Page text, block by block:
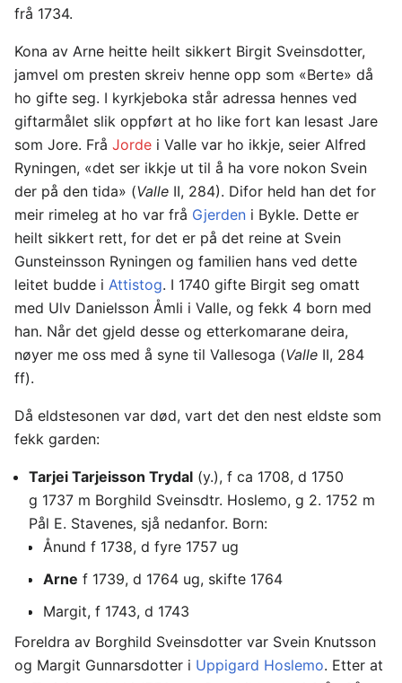
frå 1734.
Kona av Arne heitte heilt sikkert Birgit Sveinsdotter,
jamvel om presten skreiv henne opp som «Berte» då
ho gifte seg. I kyrkjeboka står adressa hennes ved
giftarmålet slik oppført at ho like fort kan lesast Jare
som Jore. Frå Jorde i Valle var ho ikkje, seier Alfred
Ryningen, «det ser ikkje ut til å ha vore nokon Svein
der på den tida» (Valle II, 284). Difor held han det for
meir rimeleg at ho var frå Gjerden i Bykle. Dette er
heilt sikkert rett, for det er på det reine at Svein
Gunsteinsson Ryningen og familien hans ved dette
leitet budde i Attistog. I 1740 gifte Birgit seg omatt
med Ulv Danielsson Åmli i Valle, og fekk 4 born med
han. Når det gjeld desse og etterkomarane deira,
nøyer me oss med å syne til Vallesoga (Valle II, 284
ff).
Då eldstesonen var død, vart det den nest eldste som
fekk garden:
Tarjei Tarjeisson Trydal (y.), f ca 1708, d 1750
g 1737 m Borghild Sveinsdtr. Hoslemo, g 2. 1752 m
Pål E. Stavenes, sjå nedanfor. Born:
Ånund f 1738, d fyre 1757 ug
Arne f 1739, d 1764 ug, skifte 1764
Margit, f 1743, d 1743
Foreldra av Borghild Sveinsdotter var Svein Knutsson
og Margit Gunnarsdotter i Uppigard Hoslemo. Etter at